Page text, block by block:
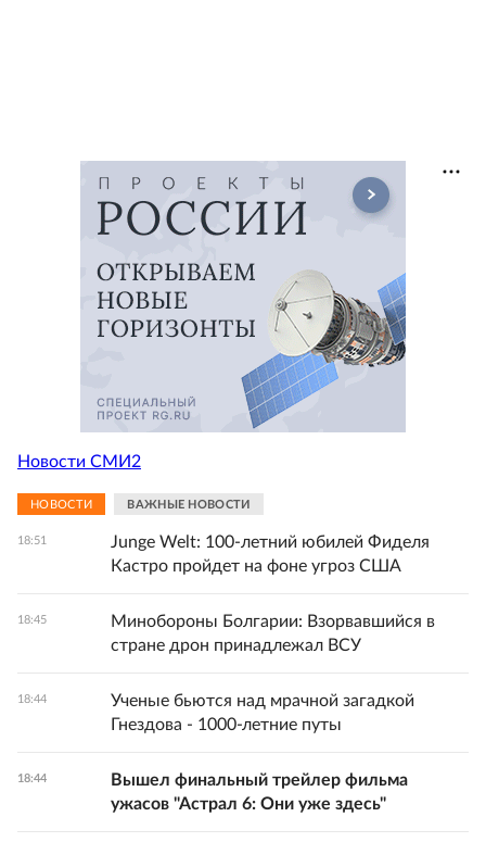
Новости СМИ2
НОВОСТИ ВАЖНЫЕ НОВОСТИ
18:51
Junge Welt: 100-летний юбилей Фиделя
Кастро пройдет на фоне угроз США
18:45
Минобороны Болгарии: Взорвавшийся в
стране дрон принадлежал ВСУ
18:44
Ученые бьются над мрачной загадкой
Гнездова - 1000-летние путы
18:44
Вышел финальный трейлер фильма
ужасов "Астрал 6: Они уже здесь"